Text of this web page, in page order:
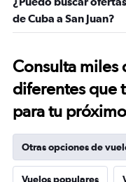
de Cuba a San Juan?
Consulta miles
diferentes que
para tu
Otras opciones de
Vuelos populares